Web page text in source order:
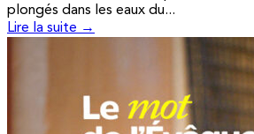
plongés dans les eaux du...
Lire la suite →